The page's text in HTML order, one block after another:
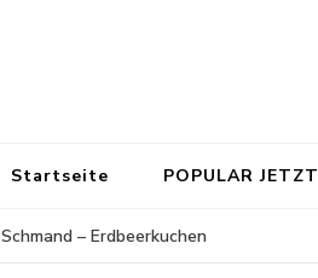
Startseite POPULAR JETZT
Schmand – Erdbeerkuchen